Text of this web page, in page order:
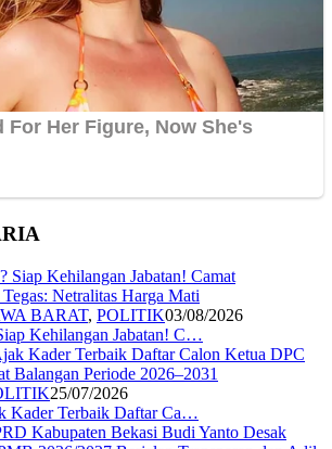
BARAT, POLITIK03/08/2026
Kehilangan Jabatan! C…
25/07/2026
Kader Terbaik Daftar Ca…